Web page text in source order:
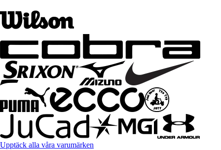
Upptäck alla våra varumärken